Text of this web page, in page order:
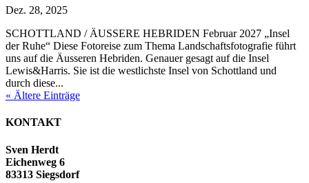
Dez. 28, 2025
SCHOTTLAND / ÄUSSERE HEBRIDEN Februar 2027 „Insel
der Ruhe“ Diese Fotoreise zum Thema Landschaftsfotografie führt
uns auf die Äusseren Hebriden. Genauer gesagt auf die Insel
Lewis&Harris. Sie ist die westlichste Insel von Schottland und
durch diese...
« Ältere Einträge
KONTAKT
Sven Herdt
Eichenweg 6
83313 Siegsdorf